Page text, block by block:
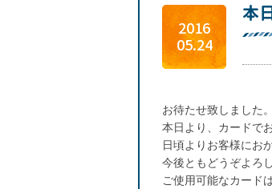
2016
05.24
本
お待たせ致しました。
本日より、カードで
日頃よりお客様にお
今後ともどうぞよろ
ご使用可能なカード